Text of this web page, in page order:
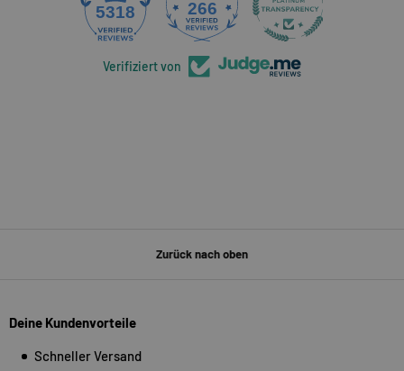
5318 266
Verifiziert von
Zurück nach oben
Deine Kundenvorteile
Schneller Versand